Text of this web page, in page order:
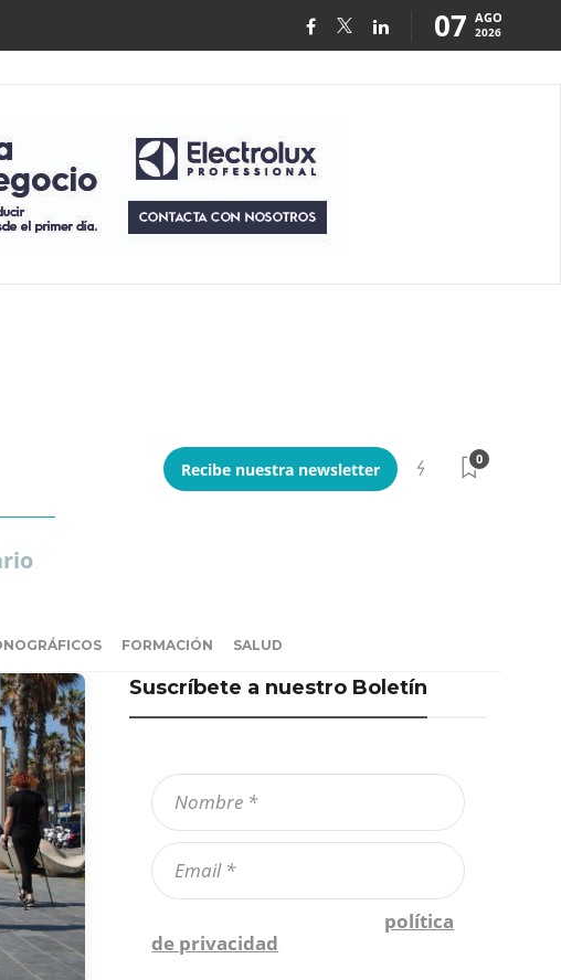
07 AGO
2026
Recibe nuestra newsletter
0
FORMACIÓN SALUD
Suscríbete a nuestro Boletín
política
de privacidad